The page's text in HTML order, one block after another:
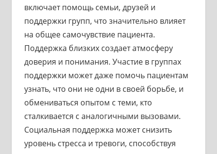
включает помощь семьи, друзей и
поддержки групп, что значительно влияет
на общее самочувствие пациента.
Поддержка близких создает атмосферу
доверия и понимания. Участие в группах
поддержки может даже помочь пациентам
узнать, что они не одни в своей борьбе, и
обмениваться опытом с теми, кто
сталкивается с аналогичными вызовами.
Социальная поддержка может снизить
уровень стресса и тревоги, способствуя